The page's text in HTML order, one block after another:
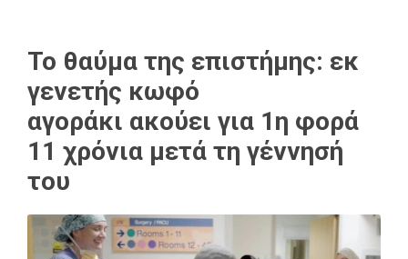
Το θαύμα της επιστήμης: εκ
γενετής κωφό
αγοράκι ακούει για 1η φορά
11 χρόνια μετά τη γέννησή
του